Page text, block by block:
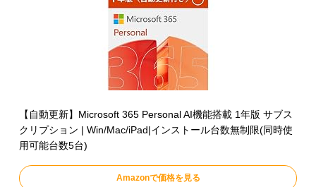
【自動更新】Microsoft 365 Personal AI機能搭載 1年版 サブス
クリプション | Win/Mac/iPad|インストール台数無制限(同時使
用可能台数5台)
Amazonで価格を見る